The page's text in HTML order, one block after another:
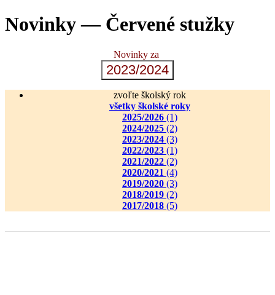
Novinky — Červené stužky
Novinky za
2023/2024
zvoľte školský rok
všetky školské roky
2025/2026 (1)
2024/2025 (2)
2023/2024 (3)
2022/2023 (1)
2021/2022 (2)
2020/2021 (4)
2019/2020 (3)
2018/2019 (2)
2017/2018 (5)